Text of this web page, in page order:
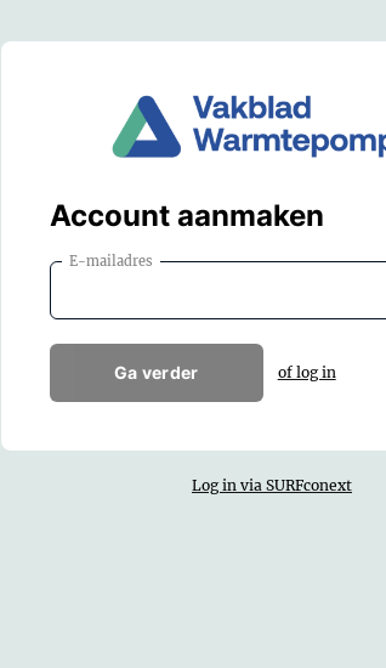
Account aanmaken
E-mailadres
Ga verder of log in
Log in via SURFconext